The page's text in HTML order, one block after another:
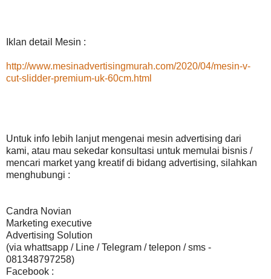
Iklan detail Mesin :
http://www.mesinadvertisingmurah.com/2020/04/mesin-v-
cut-slidder-premium-uk-60cm.html
Untuk info lebih lanjut mengenai mesin advertising dari
kami, atau mau sekedar konsultasi untuk memulai bisnis /
mencari market yang kreatif di bidang advertising, silahkan
menghubungi :
Candra Novian
Marketing executive
Advertising Solution
(via whattsapp / Line / Telegram / telepon / sms -
081348797258)
Facebook :